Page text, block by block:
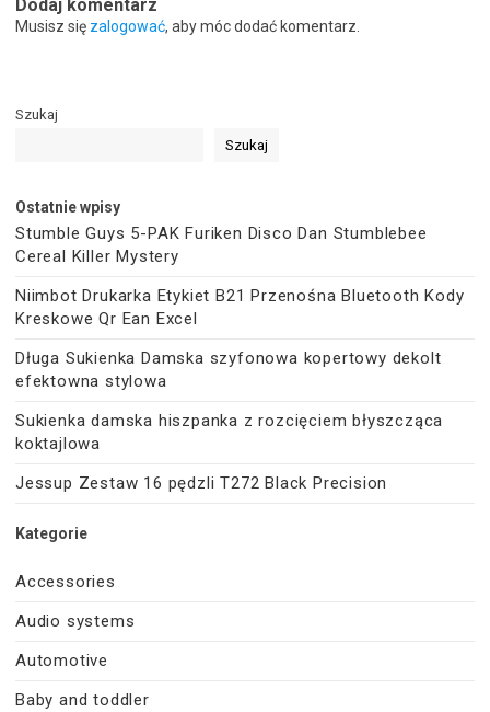
Dodaj komentarz
Musisz się zalogować, aby móc dodać komentarz.
Szukaj
Szukaj
Ostatnie wpisy
Stumble Guys 5-PAK Furiken Disco Dan Stumblebee
Cereal Killer Mystery
Niimbot Drukarka Etykiet B21 Przenośna Bluetooth Kody
Kreskowe Qr Ean Excel
Długa Sukienka Damska szyfonowa kopertowy dekolt
efektowna stylowa
Sukienka damska hiszpanka z rozcięciem błyszcząca
koktajlowa
Jessup Zestaw 16 pędzli T272 Black Precision
Kategorie
Accessories
Audio systems
Automotive
Baby and toddler